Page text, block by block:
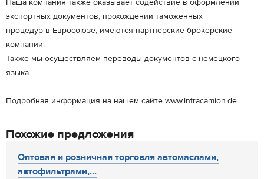
Наша компания также оказывает содействие в оформлении
экспортных документов, прохождении таможенных
процедур в Евросоюзе, имеются партнерские брокерские
компании.
Также мы осуществляем переводы документов с немецкого
языка.
Подробная информация на нашем сайте www.intracamion.de.
Похожие предложения
Оптовая и розничная торговля автомаслами,
автофильтрами,...